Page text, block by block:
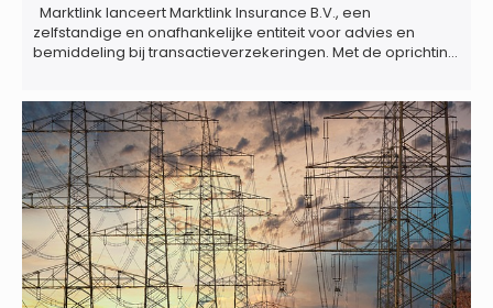
Marktlink lanceert Marktlink Insurance B.V., een
zelfstandige en onafhankelijke entiteit voor advies en
bemiddeling bij transactieverzekeringen. Met de oprichting
overnames verder uit. Naast M&A-advies kunnen
ondernemers, investeerders en dealteams vanaf nu ook
terecht voor ondersteuning op het gebied […]